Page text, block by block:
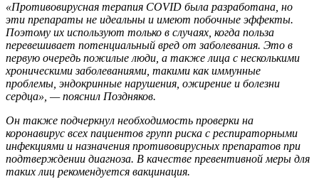
«Противовирусная терапия COVID была разработана, но
эти препараты не идеальны и имеют побочные эффекты.
Поэтому их используют только в случаях, когда польза
перевешивает потенциальный вред от заболевания. Это в
первую очередь пожилые люди, а также лица с несколькими
хроническими заболеваниями, такими как иммунные
проблемы, эндокринные нарушения, ожирение и болезни
сердца», — пояснил Поздняков.
Он также подчеркнул необходимость проверки на
коронавирус всех пациентов групп риска с респираторными
инфекциями и назначения противовирусных препаратов при
подтверждении диагноза. В качестве превентивной меры для
таких лиц рекомендуется вакцинация.